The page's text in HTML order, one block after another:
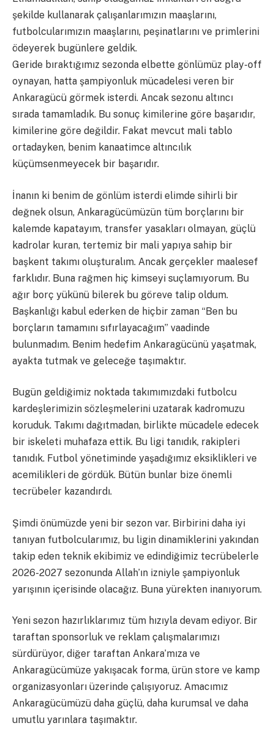
şekilde kullanarak çalışanlarımızın maaşlarını,
futbolcularımızın maaşlarını, peşinatlarını ve primlerini
ödeyerek bugünlere geldik.
Geride bıraktığımız sezonda elbette gönlümüz play-off
oynayan, hatta şampiyonluk mücadelesi veren bir
Ankaragücü görmek isterdi. Ancak sezonu altıncı
sırada tamamladık. Bu sonuç kimilerine göre başarıdır,
kimilerine göre değildir. Fakat mevcut mali tablo
ortadayken, benim kanaatimce altıncılık
küçümsenmeyecek bir başarıdır.
İnanın ki benim de gönlüm isterdi elimde sihirli bir
değnek olsun, Ankaragücümüzün tüm borçlarını bir
kalemde kapatayım, transfer yasakları olmayan, güçlü
kadrolar kuran, tertemiz bir mali yapıya sahip bir
başkent takımı oluşturalım. Ancak gerçekler maalesef
farklıdır. Buna rağmen hiç kimseyi suçlamıyorum. Bu
ağır borç yükünü bilerek bu göreve talip oldum.
Başkanlığı kabul ederken de hiçbir zaman “Ben bu
borçların tamamını sıfırlayacağım” vaadinde
bulunmadım. Benim hedefim Ankaragücünü yaşatmak,
ayakta tutmak ve geleceğe taşımaktır.
Bugün geldiğimiz noktada takımımızdaki futbolcu
kardeşlerimizin sözleşmelerini uzatarak kadromuzu
koruduk. Takımı dağıtmadan, birlikte mücadele edecek
bir iskeleti muhafaza ettik. Bu ligi tanıdık, rakipleri
tanıdık. Futbol yönetiminde yaşadığımız eksiklikleri ve
acemilikleri de gördük. Bütün bunlar bize önemli
tecrübeler kazandırdı.
Şimdi önümüzde yeni bir sezon var. Birbirini daha iyi
tanıyan futbolcularımız, bu ligin dinamiklerini yakından
takip eden teknik ekibimiz ve edindiğimiz tecrübelerle
2026-2027 sezonunda Allah’ın izniyle şampiyonluk
yarışının içerisinde olacağız. Buna yürekten inanıyorum.
Yeni sezon hazırlıklarımız tüm hızıyla devam ediyor. Bir
taraftan sponsorluk ve reklam çalışmalarımızı
sürdürüyor, diğer taraftan Ankara’mıza ve
Ankaragücümüze yakışacak forma, ürün store ve kamp
organizasyonları üzerinde çalışıyoruz. Amacımız
Ankaragücümüzü daha güçlü, daha kurumsal ve daha
umutlu yarınlara taşımaktır.